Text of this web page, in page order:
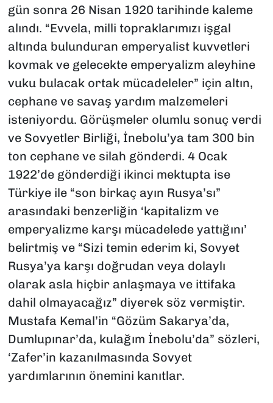
gün sonra 26 Nisan 1920 tarihinde kaleme
alındı. “Evvela, milli topraklarımızı işgal
altında bulunduran emperyalist kuvvetleri
kovmak ve gelecekte emperyalizm aleyhine
vuku bulacak ortak mücadeleler” için altın,
cephane ve savaş yardım malzemeleri
isteniyordu. Görüşmeler olumlu sonuç verdi
ve Sovyetler Birliği, İnebolu’ya tam 300 bin
ton cephane ve silah gönderdi. 4 Ocak
1922’de gönderdiği ikinci mektupta ise
Türkiye ile “son birkaç ayın Rusya’sı”
arasındaki benzerliğin ‘kapitalizm ve
emperyalizme karşı mücadelede yattığını’
belirtmiş ve “Sizi temin ederim ki, Sovyet
Rusya’ya karşı doğrudan veya dolaylı
olarak asla hiçbir anlaşmaya ve ittifaka
dahil olmayacağız” diyerek söz vermiştir.
Mustafa Kemal’in “Gözüm Sakarya’da,
Dumlupınar’da, kulağım İnebolu’da” sözleri,
‘Zafer’in kazanılmasında Sovyet
yardımlarının önemini kanıtlar.